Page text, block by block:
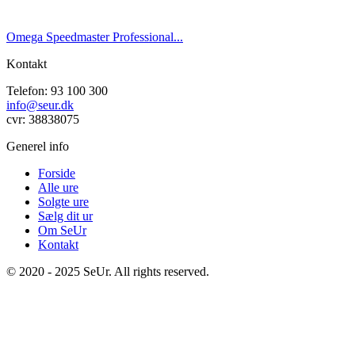
Omega Speedmaster Professional...
Kontakt
Telefon: 93 100 300
info@seur.dk
cvr: 38838075
Generel info
Forside
Alle ure
Solgte ure
Sælg dit ur
Om SeUr
Kontakt
© 2020 - 2025 SeUr. All rights reserved.